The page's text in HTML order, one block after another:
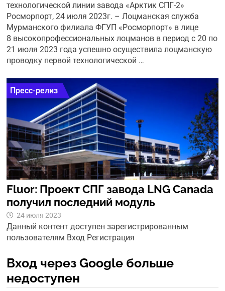
технологической линии завода «Арктик СПГ-2»
Росморпорт, 24 июля 2023г. – Лоцманская служба
Мурманского филиала ФГУП «Росморпорт» в лице
8 высокопрофессиональных лоцманов в период с 20 по
21 июля 2023 года успешно осуществила лоцманскую
проводку первой технологической …
Пресс-релиз
Fluor: Проект СПГ завода LNG Canada
получил последний модуль
24 июля 2023
Данный контент доступен зарегистрированным
пользователям Вход Регистрация
Вход через Google больше
недоступен